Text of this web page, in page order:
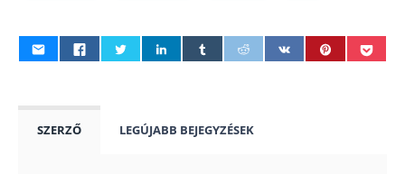
SZERZŐ LEGÚJABB BEJEGYZÉSEK